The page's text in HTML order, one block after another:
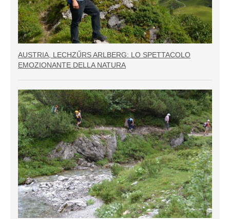
AUSTRIA, LECHZŰRS ARLBERG: LO SPETTACOLO
EMOZIONANTE DELLA NATURA